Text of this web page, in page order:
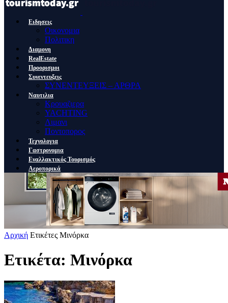
Ειδησεις
Οικονομια
Πολιτικη
Διαμονη
RealEstate
Προορισμοι
Συνεντευξεις
ΣΥΝΕΝΤΕΥΞΕΙΣ – ΑΡΘΡΑ
Ναυτιλια
Κρουαζιερα
YACHTING
Λιμανι
Ποντοπορος
Τεχνολογια
Γαστρονομια
Εναλλακτικός Τουρισμός
Αεροπορικά
Αρχική Ετικέτες Μινόρκα
Ετικέτα: Μινόρκα